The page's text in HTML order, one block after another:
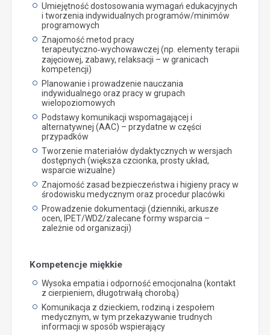
Umiejętność dostosowania wymagań edukacyjnych
i tworzenia indywidualnych programów/minimów
programowych
Znajomość metod pracy
terapeutyczno‑wychowawczej (np. elementy terapii
zajęciowej, zabawy, relaksacji – w granicach
kompetencji)
Planowanie i prowadzenie nauczania
indywidualnego oraz pracy w grupach
wielopoziomowych
Podstawy komunikacji wspomagającej i
alternatywnej (AAC) – przydatne w części
przypadków
Tworzenie materiałów dydaktycznych w wersjach
dostępnych (większa czcionka, prosty układ,
wsparcie wizualne)
Znajomość zasad bezpieczeństwa i higieny pracy w
środowisku medycznym oraz procedur placówki
Prowadzenie dokumentacji (dzienniki, arkusze
ocen, IPET/WDŻ/zalecane formy wsparcia –
zależnie od organizacji)
Kompetencje miękkie
Wysoka empatia i odporność emocjonalna (kontakt
z cierpieniem, długotrwałą chorobą)
Komunikacja z dzieckiem, rodziną i zespołem
medycznym, w tym przekazywanie trudnych
informacji w sposób wspierający